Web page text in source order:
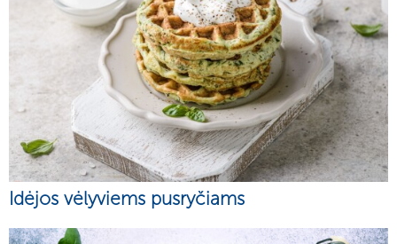
Idėjos vėlyviems pusryčiams